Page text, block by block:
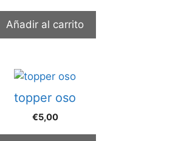
Añadir al carrito
topper oso
€5,00